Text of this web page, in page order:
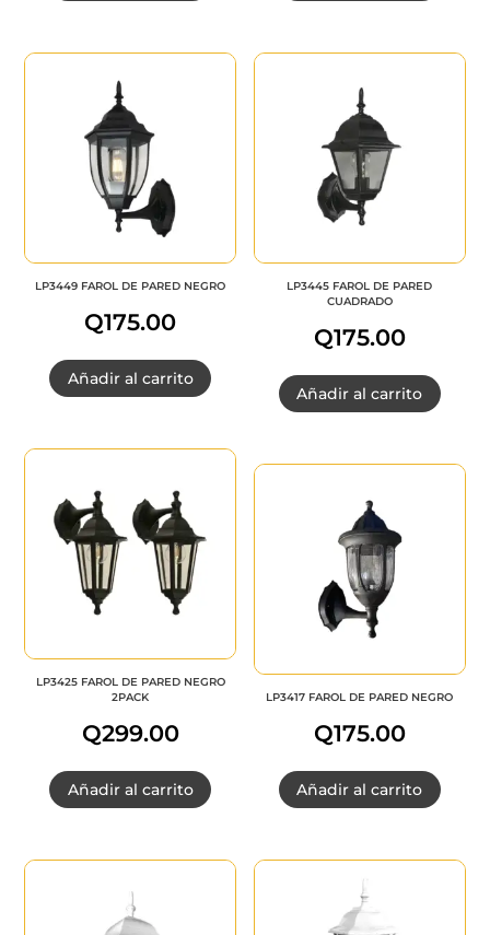
LP3449 FAROL DE PARED NEGRO
Q175.00
Añadir al carrito
LP3445 FAROL DE PARED
CUADRADO
Q175.00
Añadir al carrito
LP3425 FAROL DE PARED NEGRO
2PACK
Q299.00
Añadir al carrito
LP3417 FAROL DE PARED NEGRO
Q175.00
Añadir al carrito